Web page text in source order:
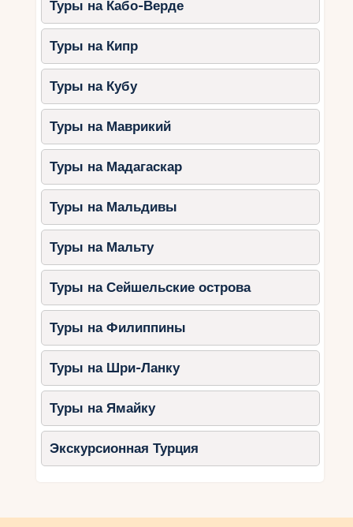
маршруты для всех уровней подготовки.
Планируя ваш идеальный зимний отдых, не
забудьте обратить внимание на советы по
планированию, чтобы все было организовано
максимально комфортно и безопасно. Однако,
помимо всего этого, Словения оставляет место
для дальнейшего изучения и открытий. Каждый
удивительной стране. Что же будет вашим
следующим шагом? Возможно, это будет
путешествие в Словению, чтобы испытать все
ее прелести самостоятельно.
Туры на Кабо-Верде
Туры на Кипр
Туры на Кубу
Туры на Маврикий
Туры на Мадагаскар
Туры на Мальдивы
Туры на Мальту
Туры на Сейшельские острова
Туры на Филиппины
Туры на Шри-Ланку
Туры на Ямайку
Экскурсионная Турция